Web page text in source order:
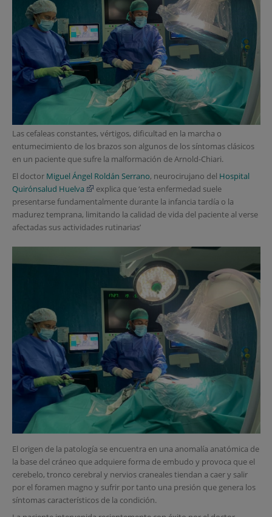
Las cefaleas constantes, vértigos, dificultad en la marcha o
entumecimiento de los brazos son algunos de los síntomas clásicos
en un paciente que sufre la malformación de Arnold-Chiari.
El doctor Miguel Ángel Roldán Serrano, neurocirujano del Hospital
Quirónsalud Huelva
explica que ‘esta enfermedad suele
presentarse fundamentalmente durante la infancia tardía o la
madurez temprana, limitando la calidad de vida del paciente al verse
afectadas sus actividades rutinarias’
El origen de la patología se encuentra en una anomalía anatómica de
la base del cráneo que adquiere forma de embudo y provoca que el
cerebelo, tronco cerebral y nervios craneales tiendan a caer y salir
por el foramen magno y sufrir por tanto una presión que genera los
síntomas característicos de la condición.